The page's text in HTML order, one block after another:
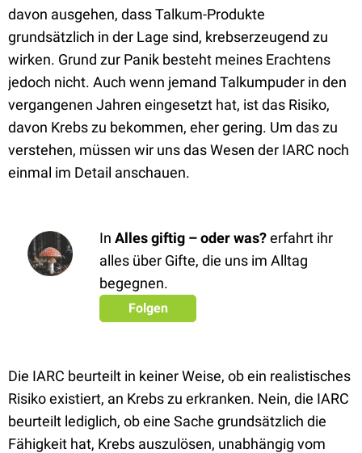
davon ausgehen, dass Talkum-Produkte
grundsätzlich in der Lage sind, krebserzeugend zu
wirken. Grund zur Panik besteht meines Erachtens
jedoch nicht. Auch wenn jemand Talkumpuder in den
vergangenen Jahren eingesetzt hat, ist das Risiko,
davon Krebs zu bekommen, eher gering. Um das zu
verstehen, müssen wir uns das Wesen der IARC noch
einmal im Detail anschauen.
In Alles giftig – oder was?erfahrt ihr
alles über Gifte, die uns im Alltag
begegnen.
Folgen
Die IARC beurteilt in keiner Weise, ob ein realistisches
Risiko existiert, an Krebs zu erkranken. Nein, die IARC
beurteilt lediglich, ob eine Sache grundsätzlich die
Fähigkeit hat, Krebs auszulösen, unabhängig vom